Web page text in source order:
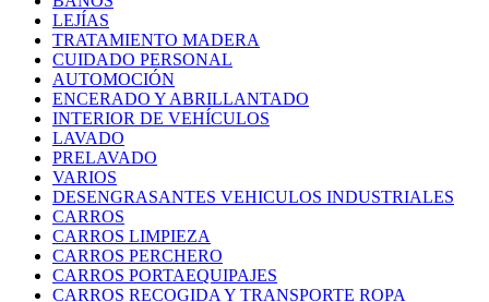
LEJÍAS
TRATAMIENTO MADERA
CUIDADO PERSONAL
AUTOMOCIÓN
ENCERADO Y ABRILLANTADO
INTERIOR DE VEHÍCULOS
LAVADO
PRELAVADO
VARIOS
DESENGRASANTES VEHICULOS INDUSTRIALES
CARROS
CARROS LIMPIEZA
CARROS PERCHERO
CARROS PORTAEQUIPAJES
CARROS RECOGIDA Y TRANSPORTE ROPA